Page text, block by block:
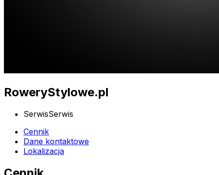
RoweryStylowe.pl
SerwisSerwis
Cennik
Dane kontaktowe
Lokalizacja